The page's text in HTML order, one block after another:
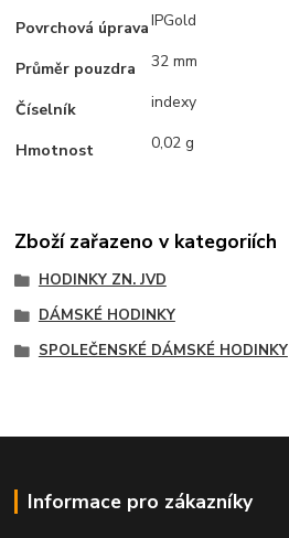
Povrchová úpravaIPGold
Průměr pouzdra 32 mm
Číselník indexy
Hmotnost 0,02 g
Zboží zařazeno v kategoriích
HODINKY ZN. JVD
DÁMSKÉ HODINKY
SPOLEČENSKÉ DÁMSKÉ HODINKY
Informace pro zákazníky